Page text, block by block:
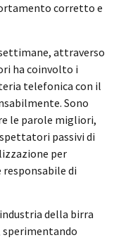
corretto e
attraverso
ha coinvolto i
telefonica con il
Sono
le parole migliori,
passivi di
per
responsabile di
della birra
sperimentando